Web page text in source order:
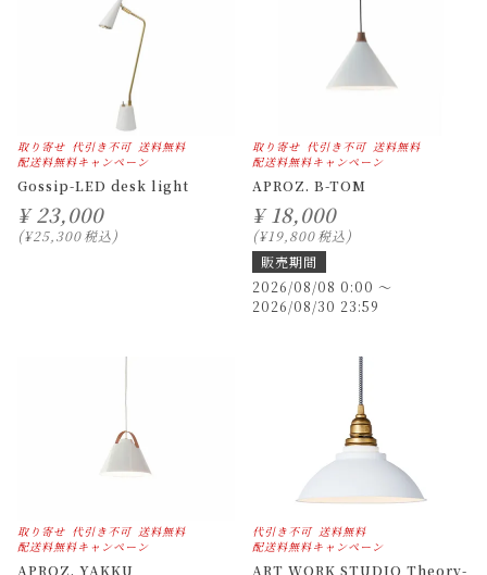
取り寄せ 代引き不可 送料無料
配送料無料キャンペーン
Gossip-LED desk light
¥ 23,000
¥25,300税込
取り寄せ 代引き不可 送料無料
配送料無料キャンペーン
APROZ. B-TOM
¥ 18,000
¥19,800税込
販売期間
2026/08/08 0:00 〜
2026/08/30 23:59
取り寄せ 代引き不可 送料無料
配送料無料キャンペーン
APROZ. YAKKU
代引き不可 送料無料
配送料無料キャンペーン
ART WORK STUDIO Theory-